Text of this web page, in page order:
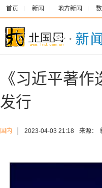
首页 新闻 地方新闻
《习近平著
发行
国内 2023-04-03 21:18 来源：